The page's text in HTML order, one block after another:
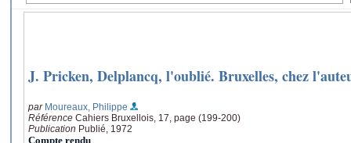
J. Pricken, Delplancq, l'oublié. Bruxelles, chez
par Moureaux, Philippe
Référence Cahiers Bruxellois, 17, page (199-200)
Publication Publié, 1972
Compte rendu